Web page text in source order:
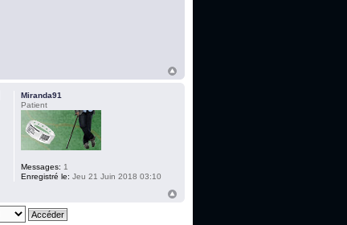
Miranda91
Patient
Messages: 1
Enregistré le: Jeu 21 Juin 2018 03:10